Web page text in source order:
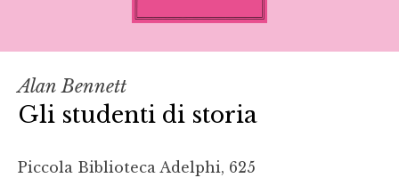
Alan Bennett
Gli studenti di storia
Piccola Biblioteca Adelphi, 625